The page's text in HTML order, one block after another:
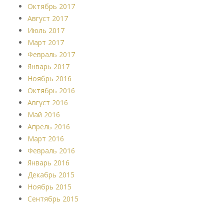
Октябрь 2017
Август 2017
Июль 2017
Март 2017
Февраль 2017
Январь 2017
Ноябрь 2016
Октябрь 2016
Август 2016
Май 2016
Апрель 2016
Март 2016
Февраль 2016
Январь 2016
Декабрь 2015
Ноябрь 2015
Сентябрь 2015